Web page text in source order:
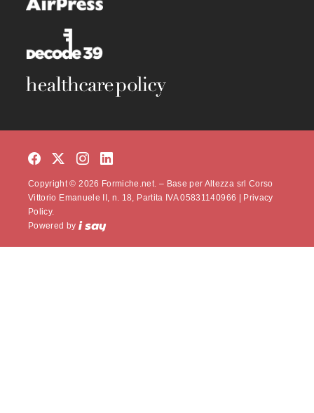
Copyright © 2026 Formiche.net. – Base per Altezza srl Corso
Vittorio Emanuele II, n. 18, Partita IVA 05831140966 | Privacy
Policy.
Powered by